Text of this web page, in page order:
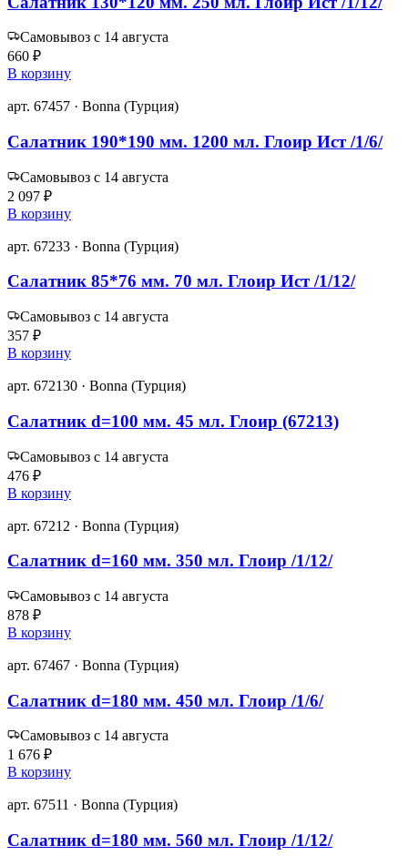
Самовывоз с 14 августа
660 ₽
В корзину
арт. 67457 · Bonna (Турция)
Салатник 190*190 мм. 1200 мл. Глоир Ист /1/6/
Самовывоз с 14 августа
2 097 ₽
В корзину
арт. 67233 · Bonna (Турция)
Салатник 85*76 мм. 70 мл. Глоир Ист /1/12/
Самовывоз с 14 августа
357 ₽
В корзину
арт. 672130 · Bonna (Турция)
Салатник d=100 мм. 45 мл. Глоир (67213)
Самовывоз с 14 августа
476 ₽
В корзину
арт. 67212 · Bonna (Турция)
Салатник d=160 мм. 350 мл. Глоир /1/12/
Самовывоз с 14 августа
878 ₽
В корзину
арт. 67467 · Bonna (Турция)
Салатник d=180 мм. 450 мл. Глоир /1/6/
Самовывоз с 14 августа
1 676 ₽
В корзину
арт. 67511 · Bonna (Турция)
Салатник d=180 мм. 560 мл. Глоир /1/12/